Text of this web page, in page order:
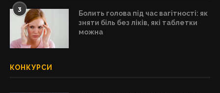
3
Болить голова під час вагітності: як
зняти біль без ліків, які таблетки
можна
КОНКУРСИ